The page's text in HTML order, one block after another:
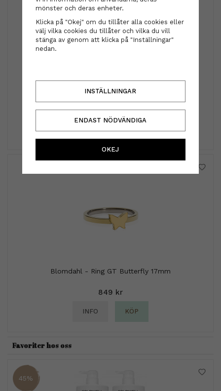
Kms
Kms - Hairstay Anti-humidity seal 150ml
290 kr
Blomdahl - Ring GT Butterfly 17mm
849 kr
INFO KÖP
Favoriter hos oss
45%
mönster och deras enheter.
Klicka på "Okej" om du tillåter alla cookies eller
välj vilka cookies du tillåter och vilka du vill
stänga av genom att klicka på "Inställningar"
nedan.
INSTÄLLNINGAR
ENDAST NÖDVÄNDIGA
OKEJ